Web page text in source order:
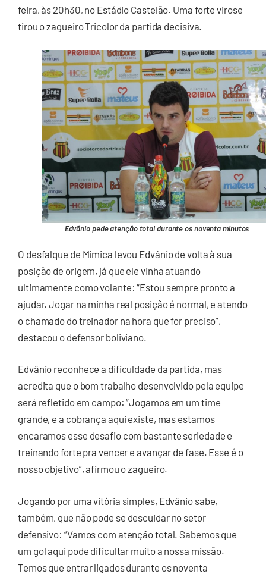
feira, às 20h30, no Estádio Castelão. Uma forte virose
tirou o zagueiro Tricolor da partida decisiva.
Edvãnio pede atenção total durante os noventa minutos
O desfalque de Mimica levou Edvânio de volta à sua
posição de origem, já que ele vinha atuando
ultimamente como volante: “Estou sempre pronto a
ajudar. Jogar na minha real posição é normal, e atendo
o chamado do treinador na hora que for preciso”,
destacou o defensor boliviano.
Edvânio reconhece a dificuldade da partida, mas
acredita que o bom trabalho desenvolvido pela equipe
será refletido em campo: “Jogamos em um time
grande, e a cobrança aqui existe, mas estamos
encaramos esse desafio com bastante seriedade e
treinando forte pra vencer e avançar de fase. Esse é o
nosso objetivo”, afirmou o zagueiro.
Jogando por uma vitória simples, Edvânio sabe,
também, que não pode se descuidar no setor
defensivo: “Vamos com atenção total. Sabemos que
um gol aqui pode dificultar muito a nossa missão.
Temos que entrar ligados durante os noventa